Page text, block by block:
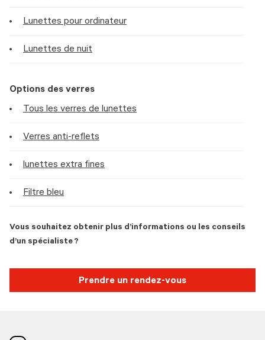
Lunettes pour ordinateur
Lunettes de nuit
Options des verres
Tous les verres de lunettes
Verres anti-reflets
lunettes extra fines
Filtre bleu
Vous souhaitez obtenir plus d’informations ou les conseils
d’un spécialiste ?
Prendre un rendez-vous